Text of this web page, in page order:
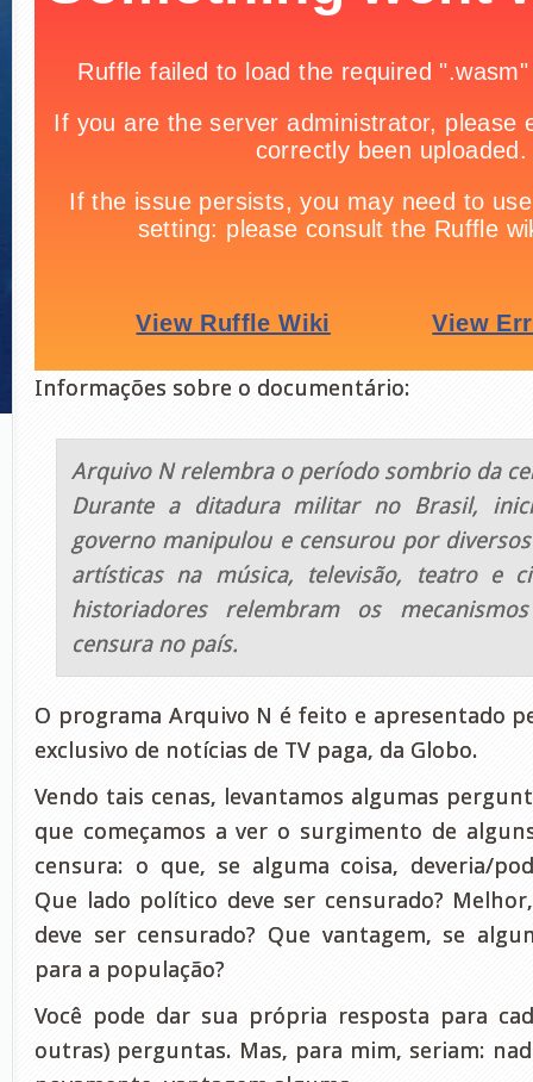
Informações sobre o documentário:
Arquivo N relembra o período sombrio da
Durante a ditadura militar no Brasil,
governo manipulou e censurou por
artísticas na música, televisão, teatro e
historiadores relembram os
censura no país.
O programa Arquivo N é feito e apresentado
exclusivo de notícias de TV paga, da Globo.
Vendo tais cenas, levantamos algumas
que começamos a ver o surgimento de
censura: o que, se alguma coisa, deveria/
Que lado político deve ser censurado?
deve ser censurado? Que vantagem, se
para a população?
Você pode dar sua própria resposta para
outras) perguntas. Mas, para mim, seriam: